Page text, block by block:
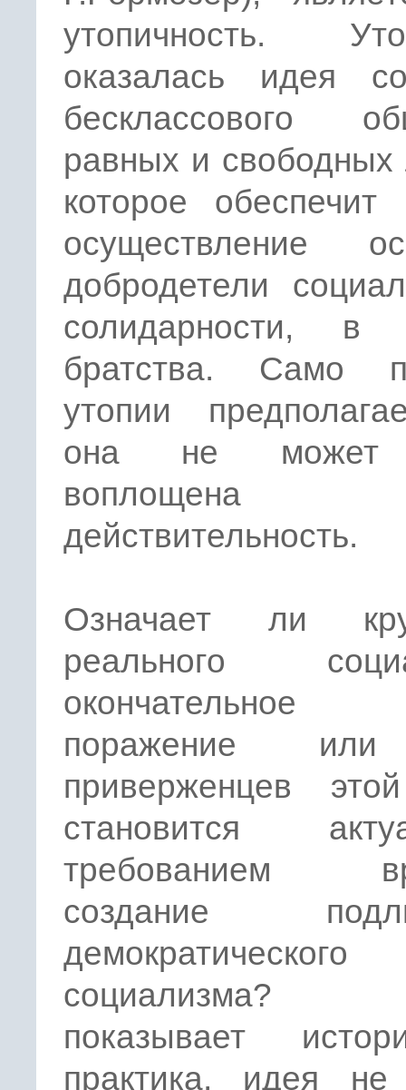
утопичность.
оказалась идея
бесклассового
равных и
которое обеспечит
осуществление
добродетели
солидарности, в
братства. Само
утопии
она не может
действительность.
Означает ли
реального
поражение
приверженцев
становится
требованием
создание
демократического
показывает
практика, идея